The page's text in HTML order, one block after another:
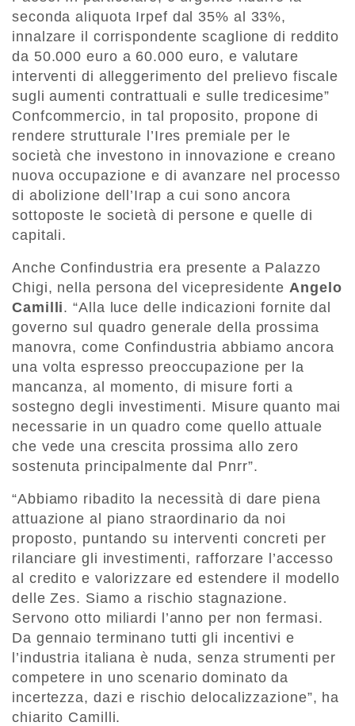
seconda aliquota Irpef dal 35% al 33%,
innalzare il corrispondente scaglione di reddito
da 50.000 euro a 60.000 euro, e valutare
interventi di alleggerimento del prelievo fiscale
sugli aumenti contrattuali e sulle tredicesime”
Confcommercio, in tal proposito, propone di
rendere strutturale l’Ires premiale per le
società che investono in innovazione e creano
nuova occupazione e di avanzare nel processo
di abolizione dell’Irap a cui sono ancora
sottoposte le società di persone e quelle di
capitali.
Anche Confindustria era presente a Palazzo
Chigi, nella persona del vicepresidente Angelo
Camilli. “Alla luce delle indicazioni fornite dal
governo sul quadro generale della prossima
manovra, come Confindustria abbiamo ancora
una volta espresso preoccupazione per la
mancanza, al momento, di misure forti a
sostegno degli investimenti. Misure quanto mai
necessarie in un quadro come quello attuale
che vede una crescita prossima allo zero
sostenuta principalmente dal Pnrr”.
“Abbiamo ribadito la necessità di dare piena
attuazione al piano straordinario da noi
proposto, puntando su interventi concreti per
rilanciare gli investimenti, rafforzare l’accesso
al credito e valorizzare ed estendere il modello
delle Zes. Siamo a rischio stagnazione.
Servono otto miliardi l’anno per non fermasi.
Da gennaio terminano tutti gli incentivi e
l’industria italiana è nuda, senza strumenti per
competere in uno scenario dominato da
incertezza, dazi e rischio delocalizzazione”, ha
chiarito Camilli.